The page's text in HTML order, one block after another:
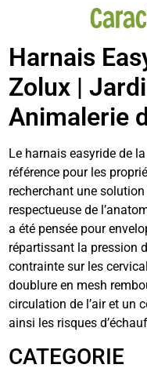
Harnais
Zolux |
Animalerie
Le harnais easyride de
référence pour les
recherchant une
respectueuse de
a été pensée pour
répartissant la pression
contrainte sur les
doublure en mesh
circulation de l’air et un
ainsi les risques
CATEGORIE